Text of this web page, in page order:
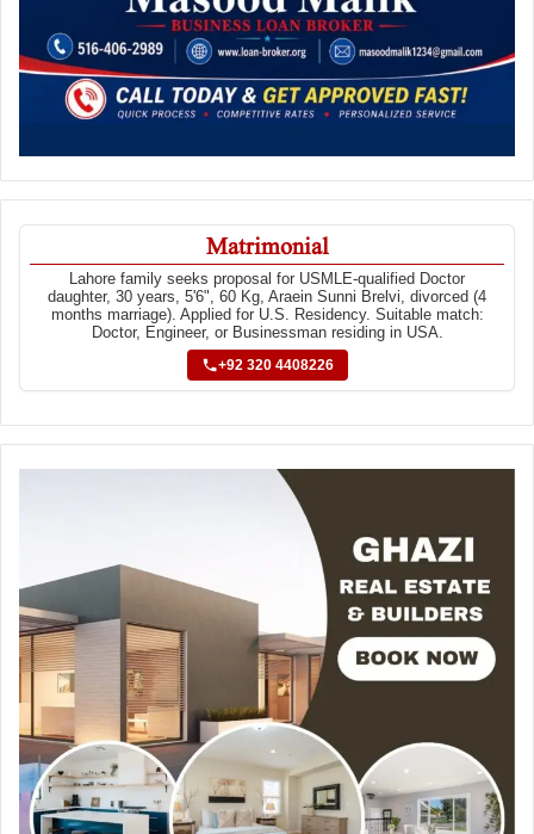
Matrimonial
Lahore family seeks proposal for USMLE-qualified Doctor
daughter, 30 years, 5'6", 60 Kg, Araein Sunni Brelvi, divorced (4
months marriage). Applied for U.S. Residency. Suitable match:
Doctor, Engineer, or Businessman residing in USA.
+92 320 4408226